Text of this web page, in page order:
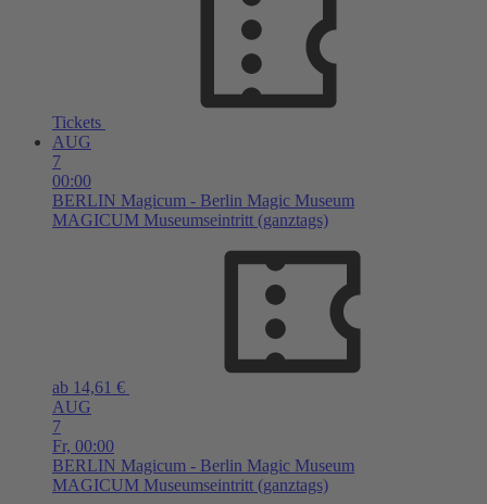
Tickets
AUG
7
00:00
BERLIN Magicum - Berlin Magic Museum
MAGICUM Museumseintritt (ganztags)
ab 14,61 €
AUG
7
Fr, 00:00
BERLIN Magicum - Berlin Magic Museum
MAGICUM Museumseintritt (ganztags)